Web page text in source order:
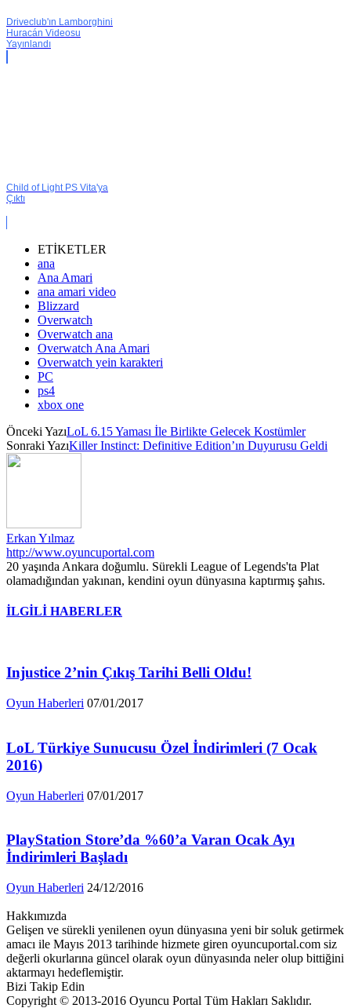
Driveclub'ın Lamborghini
Huracán Videosu
Yayınlandı
Child of Light PS Vita'ya
Çıktı
ETİKETLER
ana
Ana Amari
ana amari video
Blizzard
Overwatch
Overwatch ana
Overwatch Ana Amari
Overwatch yein karakteri
PC
ps4
xbox one
Önceki YazıLoL 6.15 Yaması İle Birlikte Gelecek Kostümler
Sonraki YazıKiller Instinct: Definitive Edition’ın Duyurusu Geldi
Erkan Yılmaz
http://www.oyuncuportal.com
20 yaşında Ankara doğumlu. Sürekli League of Legends'ta Plat
olamadığından yakınan, kendini oyun dünyasına kaptırmış şahıs.
İLGİLİ HABERLER
Injustice 2’nin Çıkış Tarihi Belli Oldu!
Oyun Haberleri 07/01/2017
LoL Türkiye Sunucusu Özel İndirimleri (7 Ocak
2016)
Oyun Haberleri 07/01/2017
PlayStation Store’da %60’a Varan Ocak Ayı
İndirimleri Başladı
Oyun Haberleri 24/12/2016
Hakkımızda
Gelişen ve sürekli yenilenen oyun dünyasına yeni bir soluk getirmek
amacı ile Mayıs 2013 tarihinde hizmete giren oyuncuportal.com siz
değerli okurlarına güncel olarak oyun dünyasında neler olup bittiğini
aktarmayı hedeflemiştir.
Bizi Takip Edin
Copyright © 2013-2016 Oyuncu Portal Tüm Hakları Saklıdır.